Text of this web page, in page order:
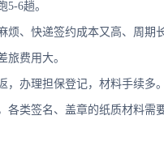
6趟。
、快递签约成本又高、周期
旅费用大。
办理担保登记，材料手续多。
各类签名、盖章的纸质材料需